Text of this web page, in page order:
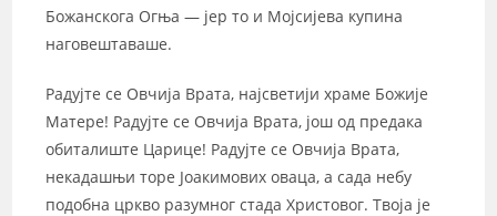
Божанскога Огња — јер то и Мојсијева купина
наговештаваше.
Радујте се Овчија Врата, најсветији храме Божије
Матере! Радујте се Овчија Врата, још од предака
обиталиште Царице! Радујте се Овчија Врата,
некадашњи торе Јоакимових оваца, а сада небу
подобна цркво разумног стада Христовог. Твоја је